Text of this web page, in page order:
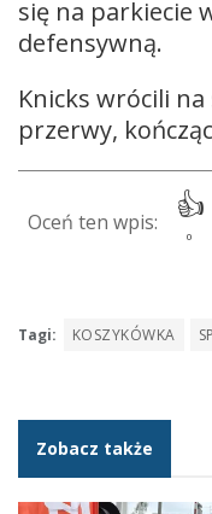
się na parkiecie
defensywną.
Knicks wrócili
przerwy,
Tagi: KOSZYKÓWKA
Zobacz także